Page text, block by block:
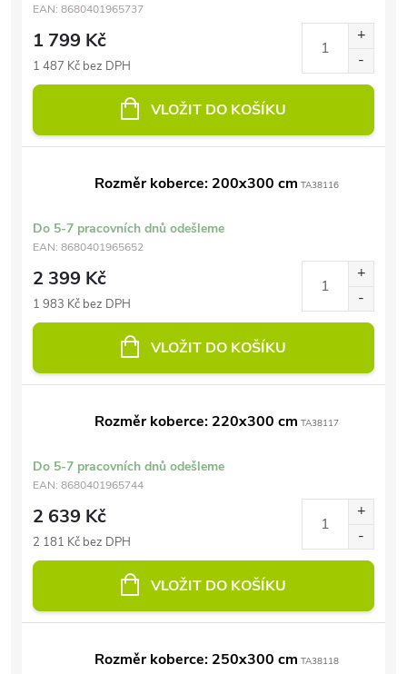
EAN: 8680401965737
1 799 Kč
1 487 Kč bez DPH
VLOŽIT DO KOŠÍKU
Rozměr koberce: 200x300 cm TA38116
Do 5-7 pracovních dnů odešleme
EAN: 8680401965652
2 399 Kč
1 983 Kč bez DPH
VLOŽIT DO KOŠÍKU
Rozměr koberce: 220x300 cm TA38117
Do 5-7 pracovních dnů odešleme
EAN: 8680401965744
2 639 Kč
2 181 Kč bez DPH
VLOŽIT DO KOŠÍKU
Rozměr koberce: 250x300 cm TA38118